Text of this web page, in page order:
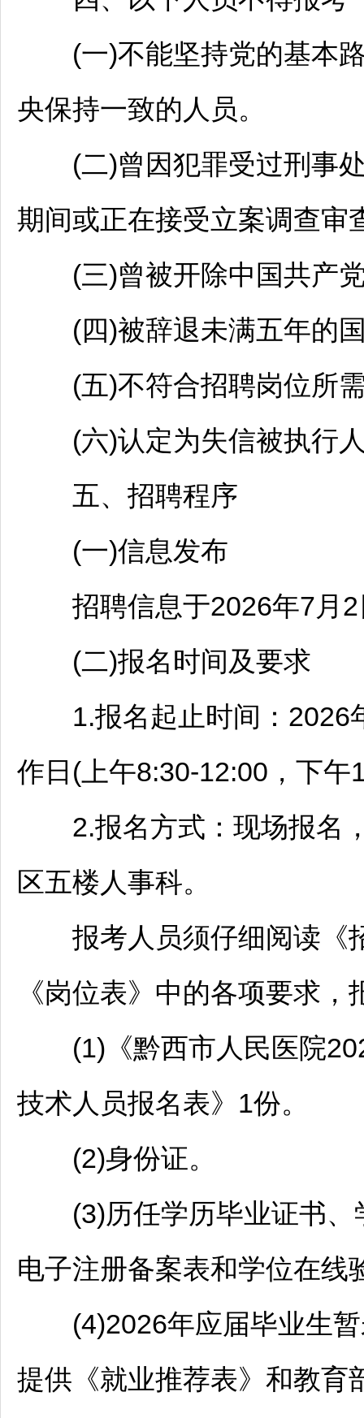
(一)不能坚持党的基本路
央保持一致的人员。
(二)曾因犯罪受过刑事处
期间或正在接受立案调查审
(三)曾被开除中国共产党
(四)被辞退未满五年的
(五)不符合招聘岗位所
(六)认定为失信被执行
五、 招聘程序
(一)信息发布
招聘信息于2026年7月
(二)报名时间及要求
1.报名起止时间：2026
作日(上午8:30-12:00，下
2.报名方式：现场报名，
区五楼人事科。
报考人员须仔细阅读《
《岗位表》中的各项要求
(1)《黔西市人民医院
技术人员报名表》1份。
(2)身份证。
(3)历任学历毕业证书、
电子注册备案表和学位在线
(4)2026年应届毕业生暂
提供《就业推荐表》和教育